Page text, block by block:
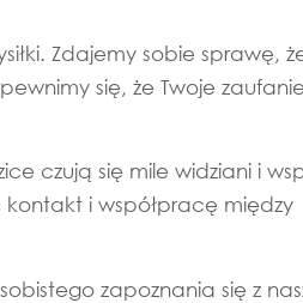
Zdajemy sobie sprawę,
się, że Twoje
czują się mile widziani i
i współpracę między
zapoznania się z